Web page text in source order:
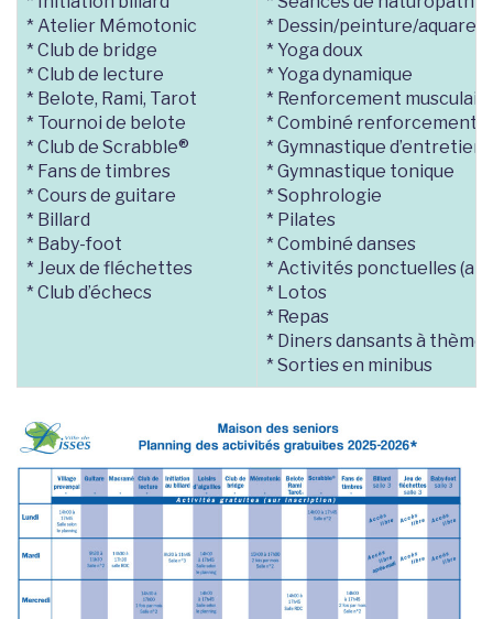
* Atelier Mémotonic
* Club de bridge
* Club de lecture
* Belote, Rami, Tarot
* Tournoi de belote
* Club de Scrabble®
* Fans de timbres
* Cours de guitare
* Billard
* Baby-foot
* Jeux de fléchettes
* Club d’échecs
* Dessin/peinture/
* Yoga doux
* Yoga dynamique
* Renforcement
* Combiné renforcement
* Gymnastique d’entretien
* Gymnastique tonique
* Sophrologie
* Pilates
* Combiné danses
* Activités ponctuelles
* Lotos
* Repas
* Diners dansants à thèmes
* Sorties en minibus